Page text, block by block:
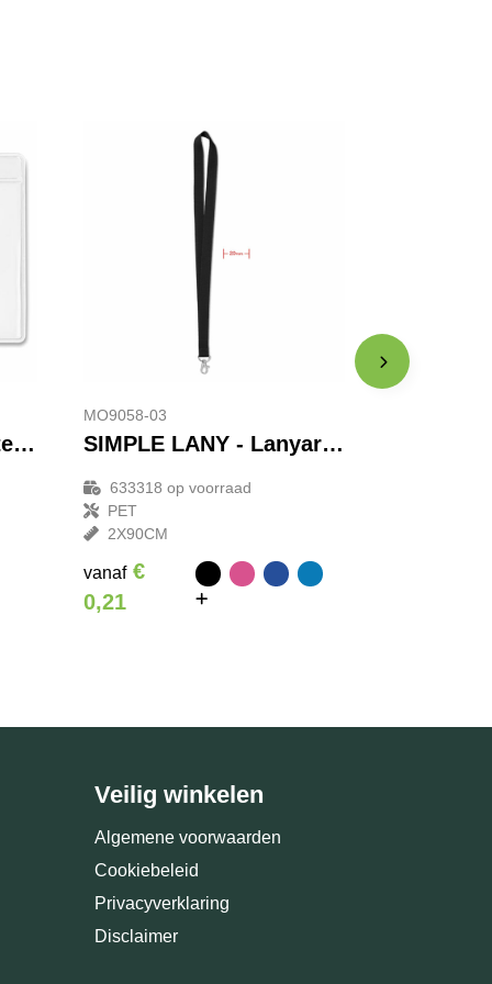
BADGY - Transparante badge
MO9058-03
SIMPLE LANY - Lanyard 20 mm
633318 op voorraad
PET
2X90CM
vanaf €
0,21
Veilig winkelen
Algemene voorwaarden
Cookiebeleid
Privacyverklaring
Disclaimer